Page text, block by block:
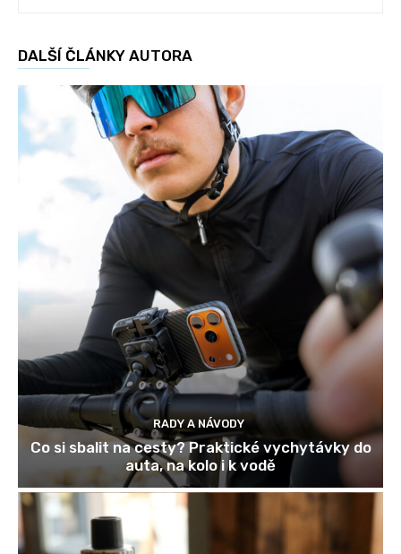
DALŠÍ ČLÁNKY AUTORA
RADY A NÁVODY
Co si sbalit na cesty? Praktické vychytávky do
auta, na kolo i k vodě